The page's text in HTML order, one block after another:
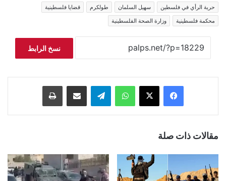
حرية الرأي في فلسطين
سهيل السلمان طولكرم
قضايا فلسطينية
محكمة فلسطينية
وزارة الصحة الفلسطينية
نسخ الرابط
فيسبوك ‫X واتساب تيلقرام مشاركة عبر البريد طباعة
مقالات ذات صلة